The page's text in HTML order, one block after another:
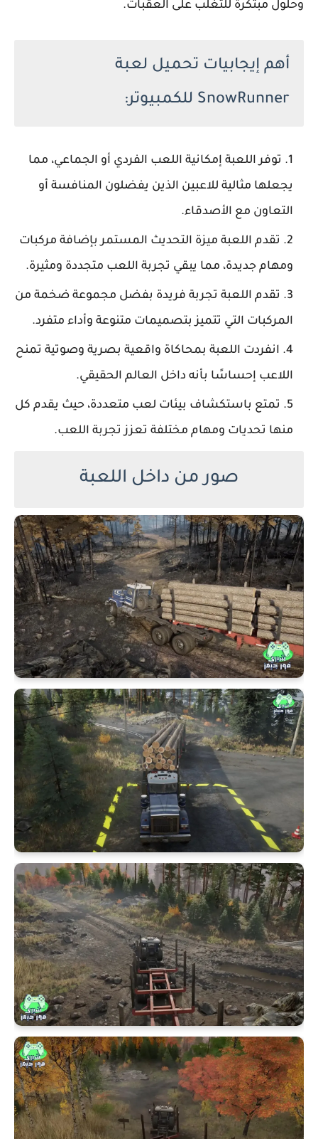
وحلول مبتكرة للتغلب على العقبات.
أهم إيجابيات تحميل لعبة
SnowRunner للكمبيوتر:
توفر اللعبة إمكانية اللعب الفردي أو الجماعي، مما
يجعلها مثالية للاعبين الذين يفضلون المنافسة أو
التعاون مع الأصدقاء.
تقدم اللعبة ميزة التحديث المستمر بإضافة مركبات
ومهام جديدة، مما يبقي تجربة اللعب متجددة ومثيرة.
تقدم اللعبة تجربة فريدة بفضل مجموعة ضخمة من
المركبات التي تتميز بتصميمات متنوعة وأداء متفرد.
انفردت اللعبة بمحاكاة واقعية بصرية وصوتية تمنح
اللاعب إحساسًا بأنه داخل العالم الحقيقي.
تمتع باستكشاف بيئات لعب متعددة، حيث يقدم كل
منها تحديات ومهام مختلفة تعزز تجربة اللعب.
صور من داخل اللعبة